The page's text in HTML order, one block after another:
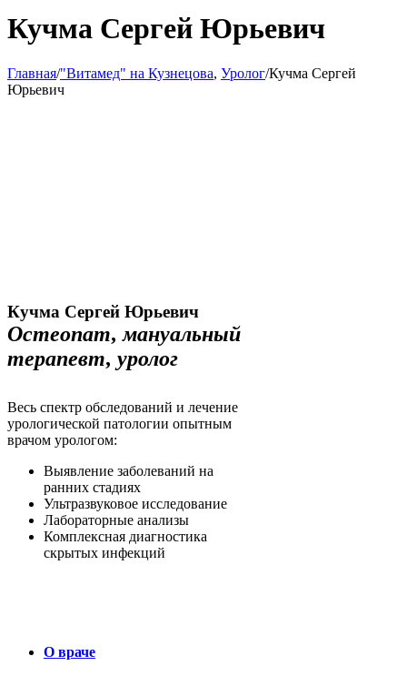
Кучма Сергей Юрьевич
Главная/"Витамед" на Кузнецова, Уролог/Кучма Сергей
Юрьевич
Кучма Сергей Юрьевич
Остеопат, мануальный
терапевт, уролог
Весь спектр обследований и лечение
урологической патологии опытным
врачом урологом:
Выявление заболеваний на
ранних стадиях
Ультразвуковое исследование
Лабораторные анализы
Комплексная диагностика
скрытых инфекций
О враче